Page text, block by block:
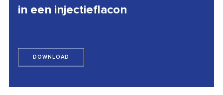
in een injectieflacon
DOWNLOAD